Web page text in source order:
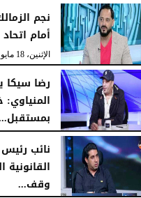
نجم
أمام
الإثنين، 18 مايو 2026
رضا
الأحد، 17 مايو 2026 10:54 مـ
نائب
وقف...